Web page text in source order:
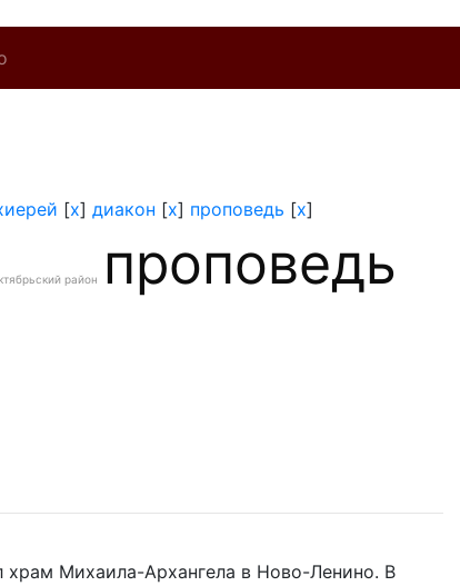
[x] диакон [x] проповедь [x]
район проповедь
храм Михаила-Архангела в Ново-Ленино. В